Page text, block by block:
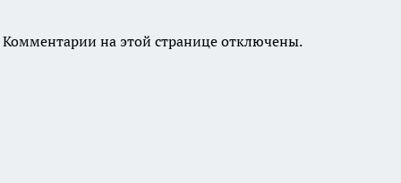
Комментарии на этой странице отключены.